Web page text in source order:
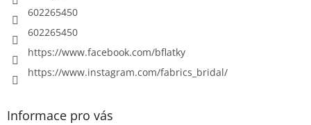
602265450
602265450
https://www.facebook.com/bflatky
https://www.instagram.com/fabrics_bridal/
Informace pro vás